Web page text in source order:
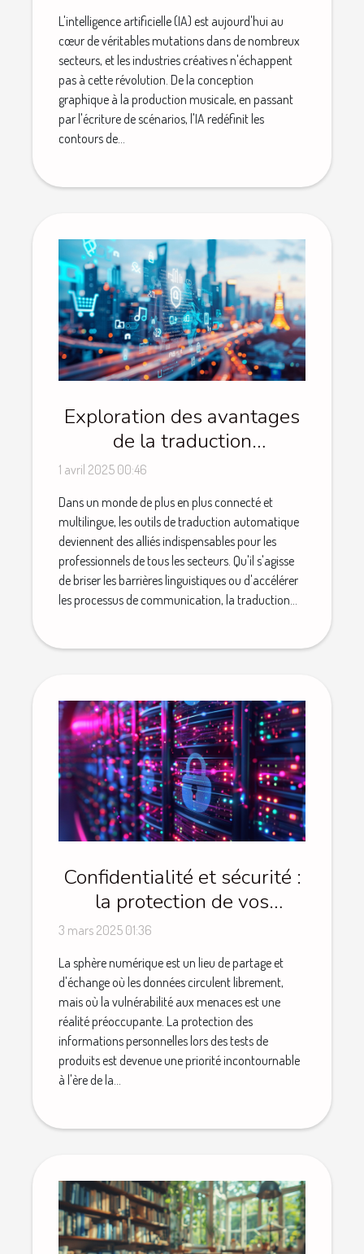
L'intelligence artificielle (IA) est aujourd'hui au
cœur de véritables mutations dans de nombreux
secteurs, et les industries créatives n'échappent
pas à cette révolution. De la conception
graphique à la production musicale, en passant
par l'écriture de scénarios, l'IA redéfinit les
contours de...
Exploration des avantages
de la traduction
automatique pour les
professionnels
1 avril 2025 00:46
Dans un monde de plus en plus connecté et
multilingue, les outils de traduction automatique
deviennent des alliés indispensables pour les
professionnels de tous les secteurs. Qu'il s'agisse
de briser les barrières linguistiques ou d'accélérer
les processus de communication, la traduction...
Confidentialité et sécurité :
la protection de vos
données lors des tests de
produits
3 mars 2025 01:36
La sphère numérique est un lieu de partage et
d'échange où les données circulent librement,
mais où la vulnérabilité aux menaces est une
réalité préoccupante. La protection des
informations personnelles lors des tests de
produits est devenue une priorité incontournable
à l'ère de la...